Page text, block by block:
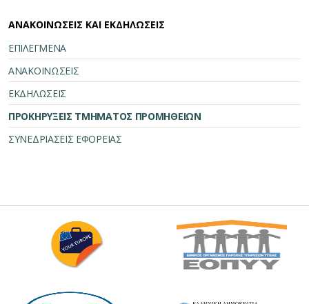
ΑΝΑΚΟΙΝΩΣΕΙΣ ΚΑΙ ΕΚΔΗΛΩΣΕΙΣ
ΕΠΙΛΕΓΜΕΝΑ
ΑΝΑΚΟΙΝΩΣΕΙΣ
ΕΚΔΗΛΩΣΕΙΣ
ΠΡΟΚΗΡΥΞΕΙΣ ΤΜΗΜΑΤΟΣ ΠΡΟΜΗΘΕΙΩΝ
ΣΥΝΕΔΡΙΑΣΕΙΣ ΕΦΟΡΕΙΑΣ